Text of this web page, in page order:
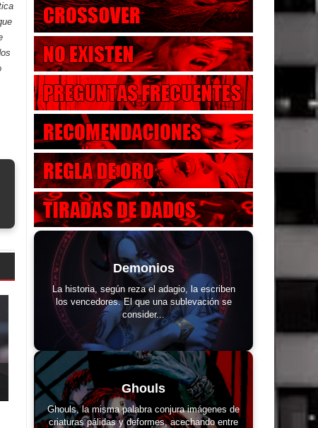
Demonios
La historia, según reza el adagio, la escriben
los vencedores. El que una sublevación se
consider...
Ghouls
Ghouls, la misma palabra conjura imágenes de
criaturas pálidas y deformes, acechando entre